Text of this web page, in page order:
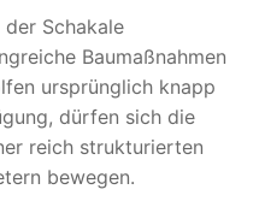
Schakale
Baumaßnahmen
ursprünglich knapp
dürfen sich die
reich strukturierten
bewegen.